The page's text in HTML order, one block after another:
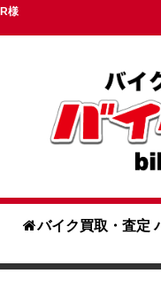
R様
バイク買取・査定